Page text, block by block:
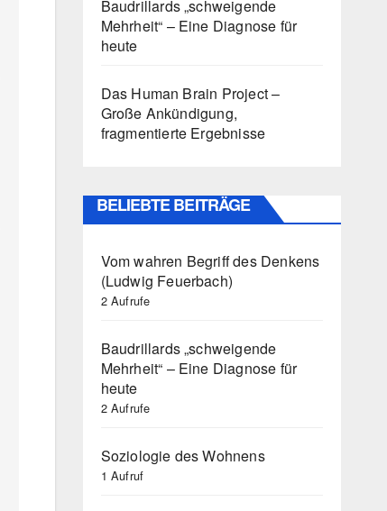
Baudrillards „schweigende
Mehrheit“ – Eine Diagnose für
heute
Das Human Brain Project –
Große Ankündigung,
fragmentierte Ergebnisse
BELIEBTE BEITRÄGE
Vom wahren Begriff des Denkens
(Ludwig Feuerbach)
2 Aufrufe
Baudrillards „schweigende
Mehrheit“ – Eine Diagnose für
heute
2 Aufrufe
Soziologie des Wohnens
1 Aufruf